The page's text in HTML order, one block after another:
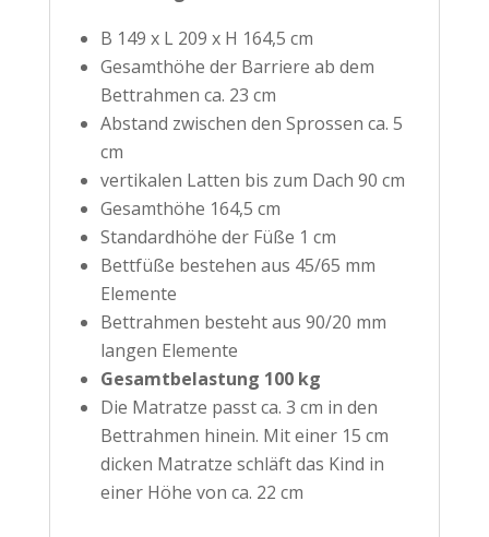
B 149 x L 209 x H 164,5 cm
Gesamthöhe der Barriere ab dem
Bettrahmen ca. 23 cm
Abstand zwischen den Sprossen ca. 5
cm
vertikalen Latten bis zum Dach 90 cm
Gesamthöhe 164,5 cm
Standardhöhe der Füße 1 cm
Bettfüße bestehen aus 45/65 mm
Elemente
Bettrahmen besteht aus 90/20 mm
langen Elemente
Gesamtbelastung 100 kg
Die Matratze passt ca. 3 cm in den
Bettrahmen hinein. Mit einer 15 cm
dicken Matratze schläft das Kind in
einer Höhe von ca. 22 cm